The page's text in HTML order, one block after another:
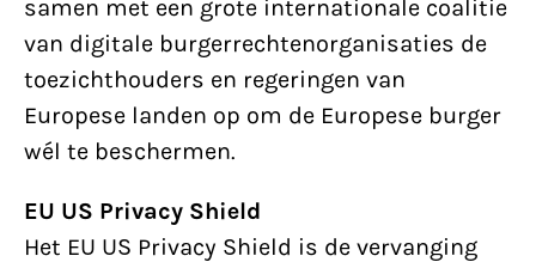
samen met een grote internationale coalitie
van digitale burgerrechtenorganisaties de
toezichthouders en regeringen van
Europese landen op om de Europese burger
wél te beschermen.
EU US Privacy Shield
Het EU US Privacy Shield is de vervanging